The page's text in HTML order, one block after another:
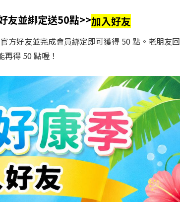
友並綁定送50點>>加入好友
方好友並完成會員綁定即可獲得 50 點。老朋友回
得 50 點喔！